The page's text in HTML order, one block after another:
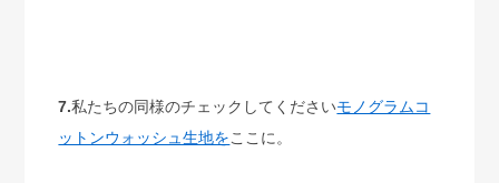
7.私たちの同様のチェックしてくださいモノグラムコ
ットンウォッシュ生地をここに。